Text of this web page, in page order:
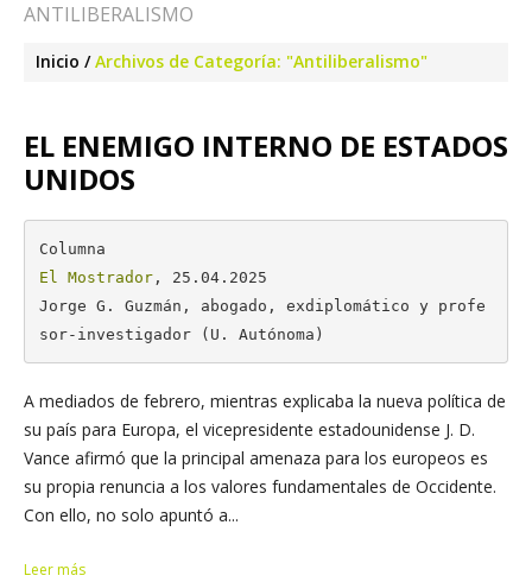
ANTILIBERALISMO
Inicio Archivos de Categoría: "Antiliberalismo"
EL ENEMIGO INTERNO DE ESTADOS
UNIDOS
El Mostrador, 25.04.2025
Jorge G. Guzmán, abogado, exdiplomático y profe
sor-investigador (U. Autónoma)
A mediados de febrero, mientras explicaba la nueva política de
su país para Europa, el vicepresidente estadounidense J. D.
Vance afirmó que la principal amenaza para los europeos es
su propia renuncia a los valores fundamentales de Occidente.
Con ello, no solo apuntó a...
Leer más